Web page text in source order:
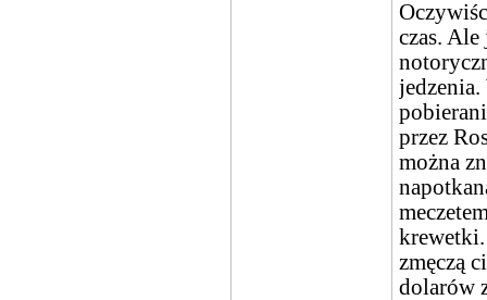
czas.
przez
można
zmęczą
dolarów